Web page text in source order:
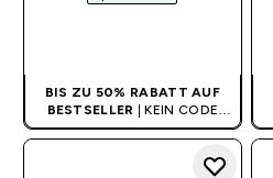
BIS ZU 50% RABATT AUF
BESTSELLER | KEIN CODE
BENÖTIGT